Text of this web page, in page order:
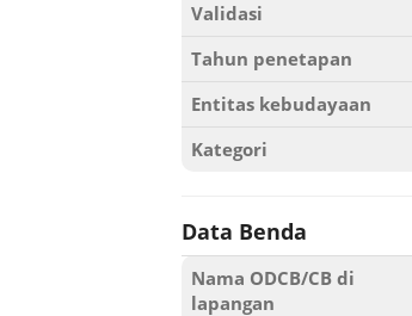
Validasi
Tahun penetapan
Entitas kebudayaan
Kategori
Data Benda
Nama ODCB/CB di
lapangan